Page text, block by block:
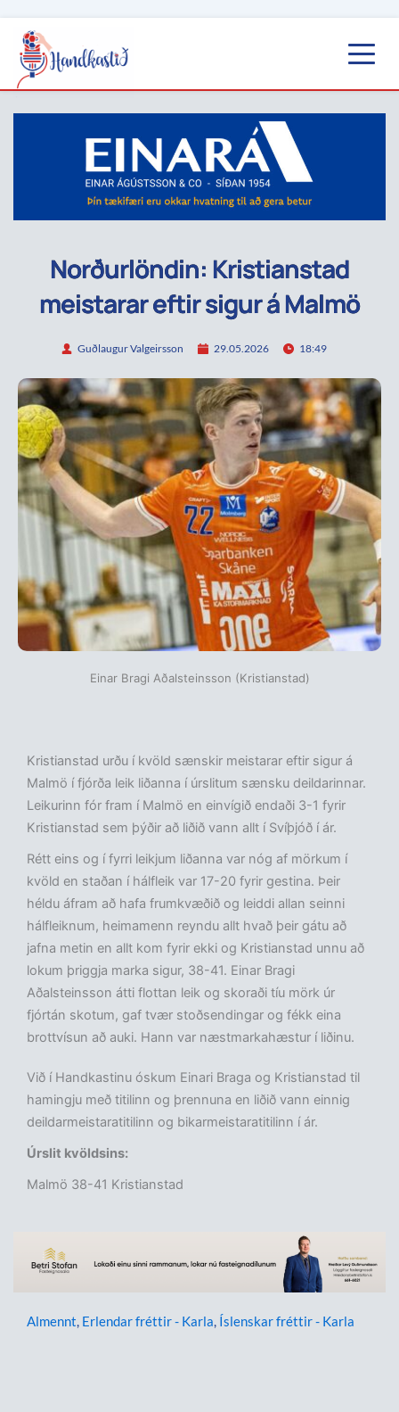
Norðurlöndin: Kristianstad
meistarar eftir sigur á Malmö
Guðlaugur Valgeirsson 29.05.2026 18:49
Einar Bragi Aðalsteinsson (Kristianstad)
Kristianstad urðu í kvöld sænskir meistarar eftir sigur á
Malmö í fjórða leik liðanna í úrslitum sænsku deildarinnar.
Leikurinn fór fram í Malmö en einvígið endaði 3-1 fyrir
Kristianstad sem þýðir að liðið vann allt í Svíþjóð í ár.
Rétt eins og í fyrri leikjum liðanna var nóg af mörkum í
kvöld en staðan í hálfleik var 17-20 fyrir gestina. Þeir
héldu áfram að hafa frumkvæðið og leiddi allan seinni
hálfleiknum, heimamenn reyndu allt hvað þeir gátu að
jafna metin en allt kom fyrir ekki og Kristianstad unnu að
lokum þriggja marka sigur, 38-41. Einar Bragi
Aðalsteinsson átti flottan leik og skoraði tíu mörk úr
fjórtán skotum, gaf tvær stoðsendingar og fékk eina
brottvísun að auki. Hann var næstmarkahæstur í liðinu.
Við í Handkastinu óskum Einari Braga og Kristianstad til
hamingju með titilinn og þrennuna en liðið vann einnig
deildarmeistaratitilinn og bikarmeistaratitilinn í ár.
Úrslit kvöldsins:
Malmö 38-41 Kristianstad
Almennt, Erlendar fréttir - Karla, Íslenskar fréttir - Karla